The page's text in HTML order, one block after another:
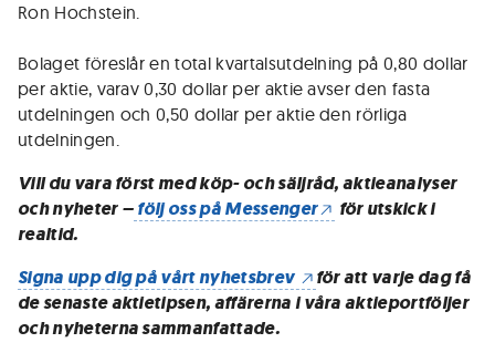
Ron Hochstein.
Bolaget föreslår en total kvartalsutdelning på 0,80 dollar
per aktie, varav 0,30 dollar per aktie avser den fasta
utdelningen och 0,50 dollar per aktie den rörliga
utdelningen.
Vill du vara först med köp- och säljråd, aktieanalyser
och nyheter –följ oss på Messenger
för utskick i
realtid.
Signa upp dig på vårt nyhetsbrev
för att varje dag få
de senaste aktietipsen, affärerna i våra aktieportföljer
och nyheterna sammanfattade.